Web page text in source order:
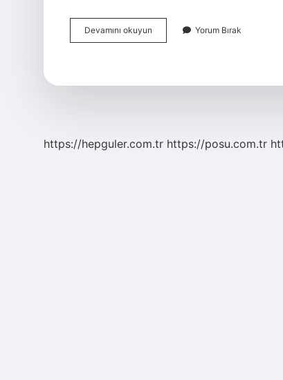
Devamını okuyun
Güzeli
Yorum Bırak
https://hepguler.com.tr https://posu.com.tr